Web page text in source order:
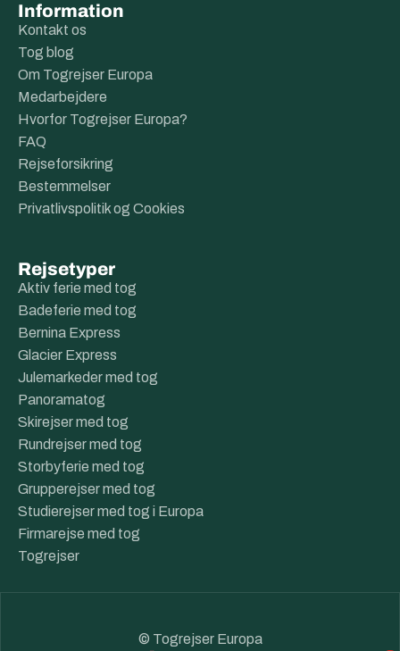
Information
Kontakt os
Tog blog
Om Togrejser Europa
Medarbejdere
Hvorfor Togrejser Europa?
FAQ
Rejseforsikring
Bestemmelser
Privatlivspolitik og Cookies
Rejsetyper
Aktiv ferie med tog
Badeferie med tog
Bernina Express
Glacier Express
Julemarkeder med tog
Panoramatog
Skirejser med tog
Rundrejser med tog
Storbyferie med tog
Grupperejser med tog
Studierejser med tog i Europa
Firmarejse med tog
Togrejser
© Togrejser Europa